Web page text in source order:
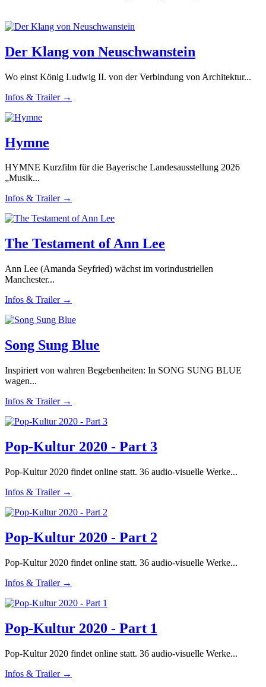
Der Klang von Neuschwanstein
Wo einst König Ludwig II. von der Verbindung von Architektur...
Infos & Trailer →
Hymne
HYMNE Kurzfilm für die Bayerische Landesausstellung 2026
„Musik...
Infos & Trailer →
The Testament of Ann Lee
Ann Lee (Amanda Seyfried) wächst im vorindustriellen
Manchester...
Infos & Trailer →
Song Sung Blue
Inspiriert von wahren Begebenheiten: In SONG SUNG BLUE
wagen...
Infos & Trailer →
Pop-Kultur 2020 - Part 3
Pop-Kultur 2020 findet online statt. 36 audio-visuelle Werke...
Infos & Trailer →
Pop-Kultur 2020 - Part 2
Pop-Kultur 2020 findet online statt. 36 audio-visuelle Werke...
Infos & Trailer →
Pop-Kultur 2020 - Part 1
Pop-Kultur 2020 findet online statt. 36 audio-visuelle Werke...
Infos & Trailer →